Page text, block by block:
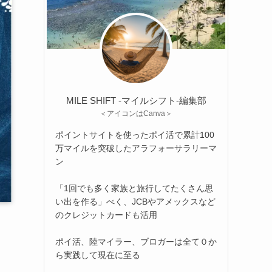
MILE SHIFT -マイルシフト‐編集部
＜アイコンはCanva＞
ポイントサイトを使ったポイ活で累計100
万マイルを突破したアラフォーサラリーマ
ン
「1回でも多く家族と旅行してたくさん思
い出を作る」べく、JCBやアメックスなど
のクレジットカードも活用
ポイ活、陸マイラー、ブロガーは全て０か
ら実践して現在に至る